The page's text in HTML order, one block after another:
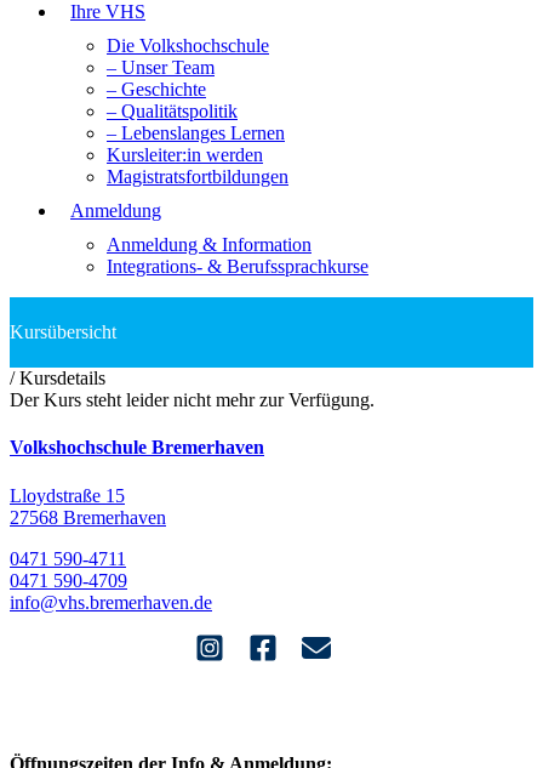
Ihre VHS
Die Volkshochschule
– Unser Team
– Geschichte
– Qualitätspolitik
– Lebenslanges Lernen
Kursleiter:in werden
Magistratsfortbildungen
Anmeldung
Anmeldung & Information
Integrations- & Berufssprachkurse
/Kursdetails
Der Kurs steht leider nicht mehr zur Verfügung.
Volkshochschule Bremerhaven
Lloydstraße 15
27568 Bremerhaven
0471 590-4711
0471 590-4709
info@vhs.bremerhaven.de
Öffnungszeiten der Info & Anmeldung: